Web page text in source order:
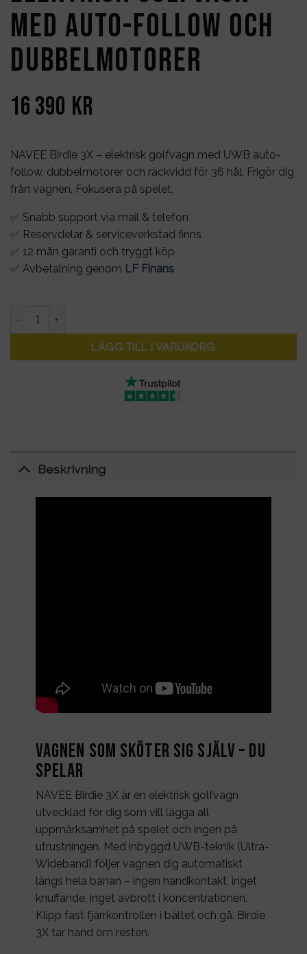
med auto-follow och
dubbelmotorer
16 390 kr
NAVEE Birdie 3X – elektrisk golfvagn med UWB auto-
follow, dubbelmotorer och räckvidd för 36 hål. Frigör dig
från vagnen. Fokusera på spelet.
✅ Snabb support via mail & telefon
✅ Reservdelar & serviceverkstad finns
✅ 12 mån garanti och tryggt köp
✅ Avbetalning genom LF Finans
NAVEE Birdie 3X – Elektrisk golfvagn med auto-follow och
LÄGG TILL I VARUKORG
Beskrivning
Vagnen som sköter sig själv – du
spelar
NAVEE Birdie 3X är en elektrisk golfvagn
utvecklad för dig som vill lägga all
uppmärksamhet på spelet och ingen på
utrustningen. Med inbyggd UWB-teknik (Ultra-
Wideband) följer vagnen dig automatiskt
längs hela banan – ingen handkontakt, inget
knuffande, inget avbrott i koncentrationen.
Klipp fast fjärrkontrollen i bältet och gå. Birdie
3X tar hand om resten.